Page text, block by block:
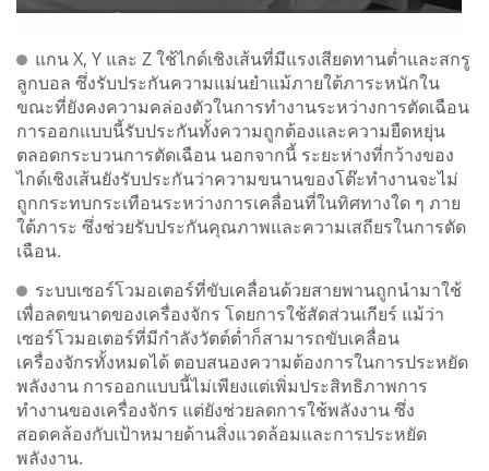
แกน X, Y และ Z ใช้ไกด์เชิงเส้นที่มีแรงเสียดทานต่ำและสกรู
ลูกบอล ซึ่งรับประกันความแม่นยำแม้ภายใต้ภาระหนักใน
ขณะที่ยังคงความคล่องตัวในการทำงานระหว่างการตัดเฉือน
การออกแบบนี้รับประกันทั้งความถูกต้องและความยืดหยุ่น
ตลอดกระบวนการตัดเฉือน นอกจากนี้ ระยะห่างที่กว้างของ
ไกด์เชิงเส้นยังรับประกันว่าความขนานของโต๊ะทำงานจะไม่
ถูกกระทบกระเทือนระหว่างการเคลื่อนที่ในทิศทางใด ๆ ภาย
ใต้ภาระ ซึ่งช่วยรับประกันคุณภาพและความเสถียรในการตัด
เฉือน.
ระบบเซอร์โวมอเตอร์ที่ขับเคลื่อนด้วยสายพานถูกนำมาใช้
เพื่อลดขนาดของเครื่องจักร โดยการใช้สัดส่วนเกียร์ แม้ว่า
เซอร์โวมอเตอร์ที่มีกำลังวัตต์ต่ำก็สามารถขับเคลื่อน
เครื่องจักรทั้งหมดได้ ตอบสนองความต้องการในการประหยัด
พลังงาน การออกแบบนี้ไม่เพียงแต่เพิ่มประสิทธิภาพการ
ทำงานของเครื่องจักร แต่ยังช่วยลดการใช้พลังงาน ซึ่ง
สอดคล้องกับเป้าหมายด้านสิ่งแวดล้อมและการประหยัด
พลังงาน.